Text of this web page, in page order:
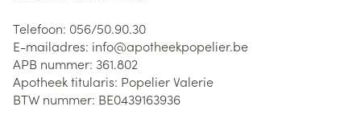
Telefoon: 056/50.90.30
E-mailadres: info@apotheekpopelier.be
APB nummer: 361.802
Apotheek titularis: Popelier Valerie
BTW nummer: BE0439163936